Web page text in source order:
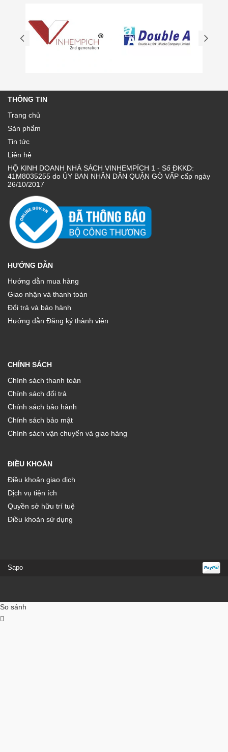
THÔNG TIN
Trang chủ
Sản phẩm
Tin tức
Liên hệ
HỘ KINH DOANH NHÀ SÁCH VINHEMPÍCH 1 - Số ĐKKD:
41M8035255 do ỦY BAN NHÂN DÂN QUẬN GÒ VẤP cấp ngày
26/10/2017
HƯỚNG DẪN
Hướng dẫn mua hàng
Giao nhận và thanh toán
Đổi trả và bảo hành
Hướng dẫn Đăng ký thành viên
CHÍNH SÁCH
Chính sách thanh toán
Chính sách đổi trả
Chính sách bảo hành
Chính sách bảo mật
Chính sách vận chuyển và giao hàng
ĐIỀU KHOẢN
Điều khoản giao dịch
Dịch vụ tiện ích
Quyền sở hữu trí tuệ
Điều khoản sử dụng
Sapo
So sánh